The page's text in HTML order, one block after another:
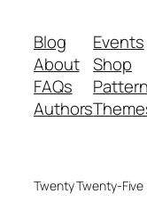
Blog
About
FAQs
Authors
Events
Shop
Twenty Twenty-Five